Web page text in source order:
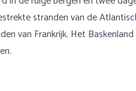
stranden van de
van Frankrijk. Het